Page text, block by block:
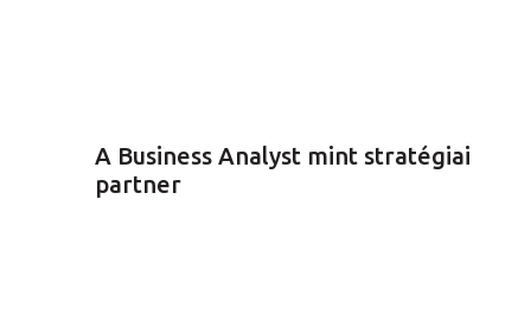
A Business Analyst mint stratégiai
partner